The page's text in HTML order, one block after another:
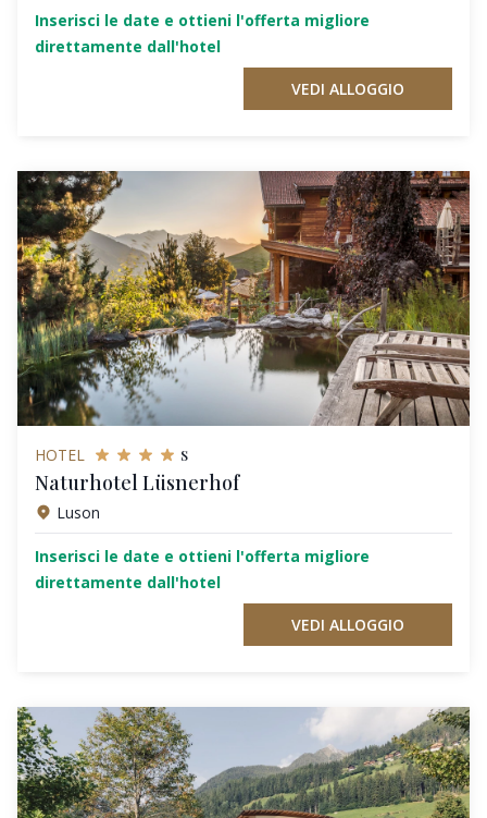
Inserisci le date e ottieni l'offerta migliore
direttamente dall'hotel
VEDI ALLOGGIO
HOTEL s
Naturhotel Lüsnerhof
Luson
Inserisci le date e ottieni l'offerta migliore
direttamente dall'hotel
VEDI ALLOGGIO